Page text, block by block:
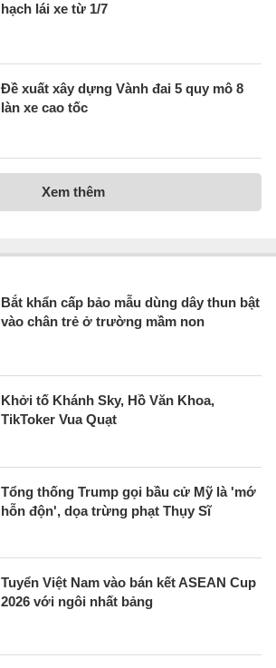
hạch lái xe từ 1/7
Đề xuất xây dựng Vành đai 5 quy mô 8
làn xe cao tốc
Xem thêm
Bắt khẩn cấp bảo mẫu dùng dây thun bật
vào chân trẻ ở trường mầm non
Khởi tố Khánh Sky, Hồ Văn Khoa,
TikToker Vua Quạt
Tổng thống Trump gọi bầu cử Mỹ là 'mớ
hỗn độn', dọa trừng phạt Thụy Sĩ
Tuyển Việt Nam vào bán kết ASEAN Cup
2026 với ngôi nhất bảng